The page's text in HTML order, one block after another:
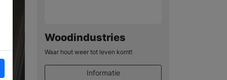
Woodindustries
Waar hout weer tot leven komt!
Informatie